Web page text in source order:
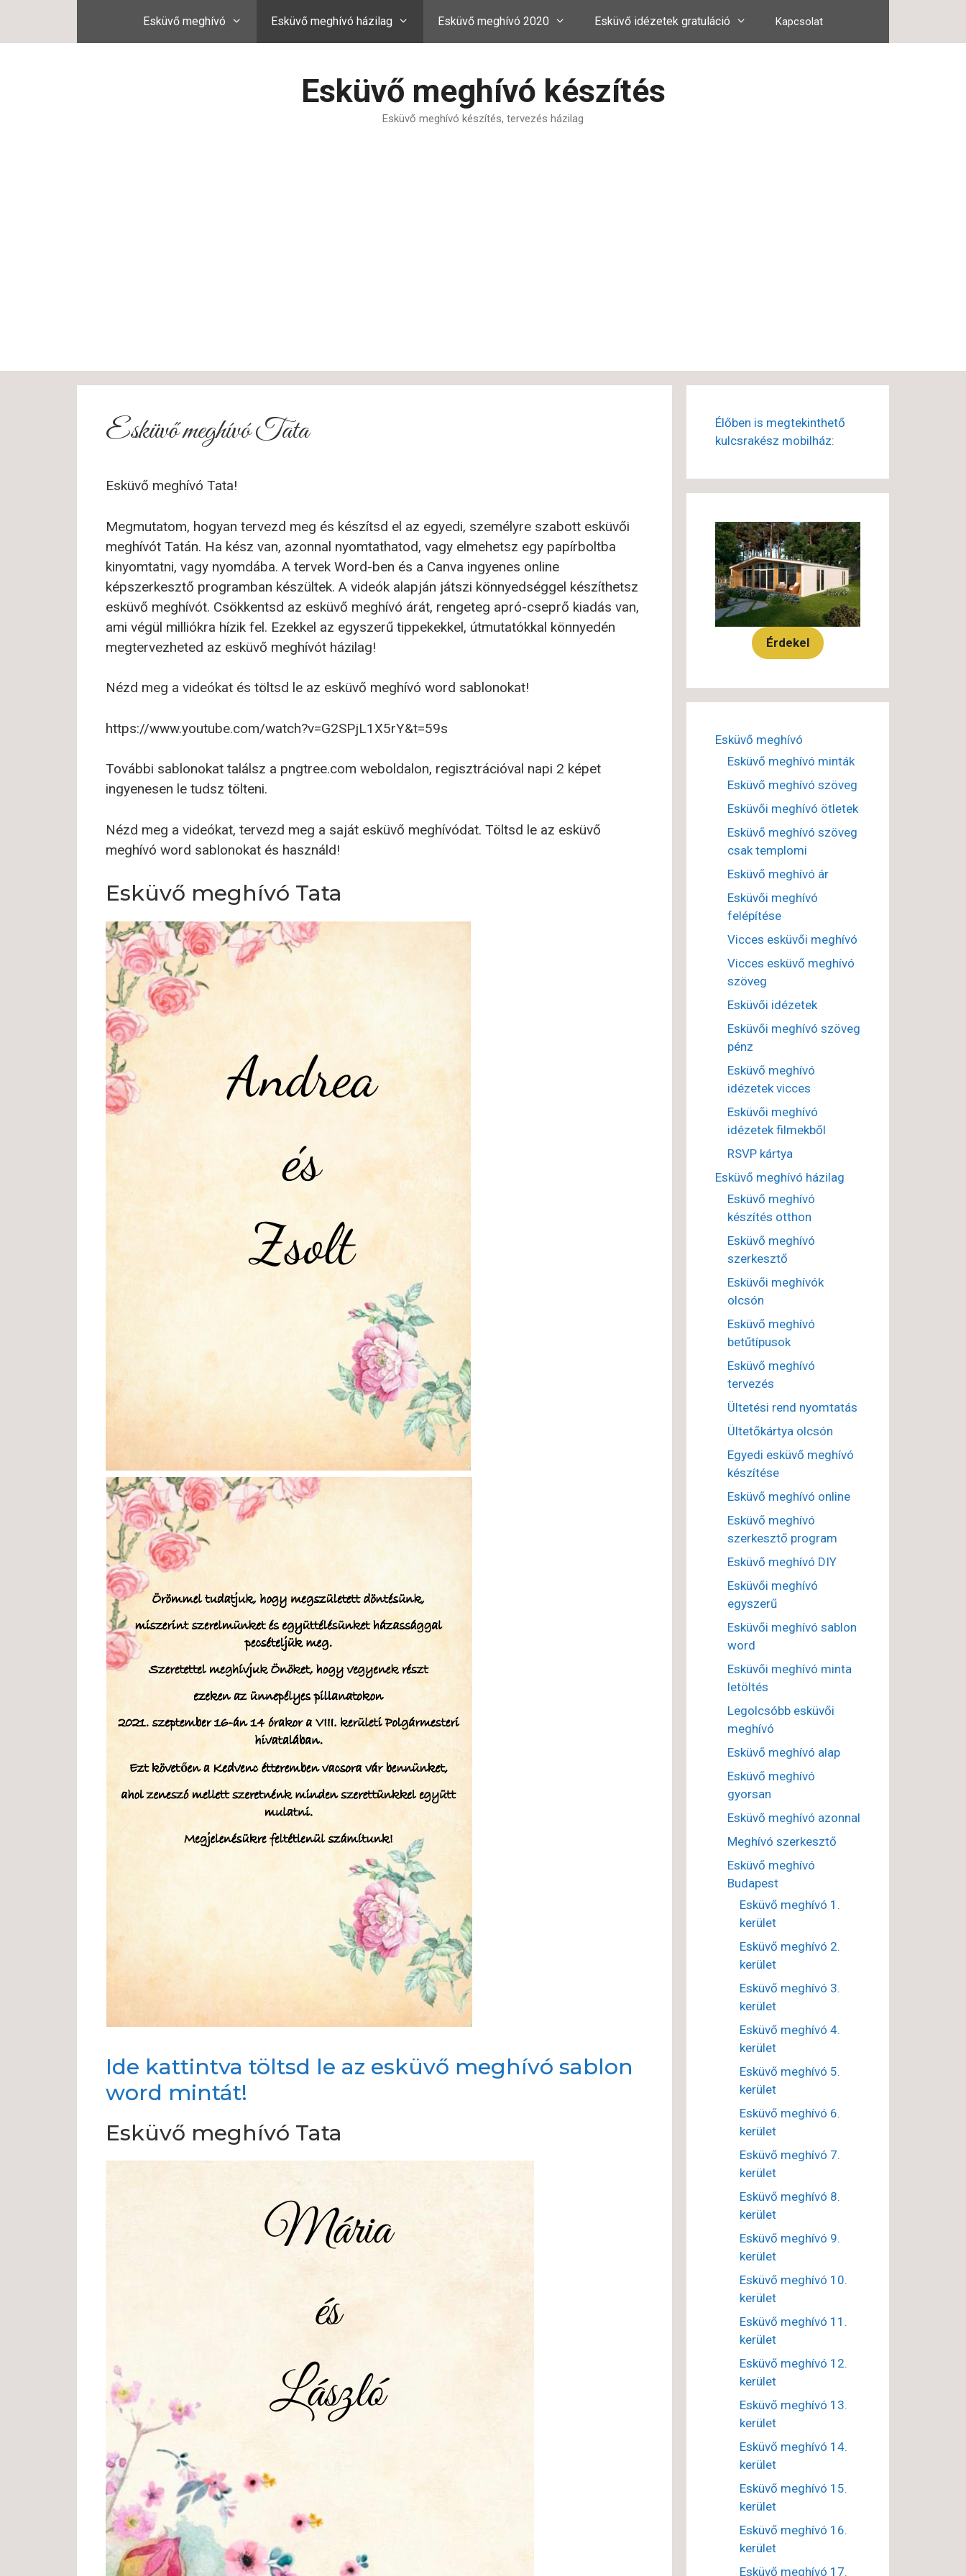
Esküvő meghívó Esküvő meghívó házilag Esküvő meghívó 2020 Esküvő idézetek gratuláció Kapcsolat
Esküvő meghívó készítés
Esküvő meghívó készítés, tervezés házilag
Esküvő meghívó Tata
Esküvő meghívó Tata!
Megmutatom, hogyan tervezd meg és készítsd el az egyedi, személyre szabott esküvői
meghívót Tatán. Ha kész van, azonnal nyomtathatod, vagy elmehetsz egy papírboltba
kinyomtatni, vagy nyomdába. A tervek Word-ben és a Canva ingyenes online
képszerkesztő programban készültek. A videók alapján játszi könnyedséggel készíthetsz
esküvő meghívót. Csökkentsd az esküvő meghívó árát, rengeteg apró-cseprő kiadás van,
ami végül milliókra hízik fel. Ezekkel az egyszerű tippekekkel, útmutatókkal könnyedén
megtervezheted az esküvő meghívót házilag!
Nézd meg a videókat és töltsd le az esküvő meghívó word sablonokat!
https://www.youtube.com/watch?v=G2SPjL1X5rY&t=59s
További sablonokat találsz a pngtree.com weboldalon, regisztrációval napi 2 képet
ingyenesen le tudsz tölteni.
Nézd meg a videókat, tervezd meg a saját esküvő meghívódat. Töltsd le az esküvő
meghívó word sablonokat és használd!
Esküvő meghívó Tata
Ide kattintva töltsd le az esküvő meghívó sablon
word mintát!
Esküvő meghívó Tata
Élőben is megtekinthető
kulcsrakész mobilház:
Érdekel
Esküvő meghívó
Esküvő meghívó minták
Esküvő meghívó szöveg
Esküvői meghívó ötletek
Esküvő meghívó szöveg
csak templomi
Esküvő meghívó ár
Esküvői meghívó
felépítése
Vicces esküvői meghívó
Vicces esküvő meghívó
szöveg
Esküvői idézetek
Esküvői meghívó szöveg
pénz
Esküvő meghívó
idézetek vicces
Esküvői meghívó
idézetek filmekből
RSVP kártya
Esküvő meghívó házilag
Esküvő meghívó
készítés otthon
Esküvő meghívó
szerkesztő
Esküvői meghívók
olcsón
Esküvő meghívó
betűtípusok
Esküvő meghívó
tervezés
Ültetési rend nyomtatás
Ültetőkártya olcsón
Egyedi esküvő meghívó
készítése
Esküvő meghívó online
Esküvő meghívó
szerkesztő program
Esküvő meghívó DIY
Esküvői meghívó
egyszerű
Esküvői meghívó sablon
word
Esküvői meghívó minta
letöltés
Legolcsóbb esküvői
meghívó
Esküvő meghívó alap
Esküvő meghívó
gyorsan
Esküvő meghívó azonnal
Meghívó szerkesztő
Esküvő meghívó
Budapest
Esküvő meghívó 1.
kerület
Esküvő meghívó 2.
kerület
Esküvő meghívó 3.
kerület
Esküvő meghívó 4.
kerület
Esküvő meghívó 5.
kerület
Esküvő meghívó 6.
kerület
Esküvő meghívó 7.
kerület
Esküvő meghívó 8.
kerület
Esküvő meghívó 9.
kerület
Esküvő meghívó 10.
kerület
Esküvő meghívó 11.
kerület
Esküvő meghívó 12.
kerület
Esküvő meghívó 13.
kerület
Esküvő meghívó 14.
kerület
Esküvő meghívó 15.
kerület
Esküvő meghívó 16.
kerület
Esküvő meghívó 17.